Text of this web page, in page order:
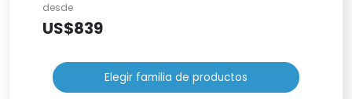
desde
US$839
Elegir familia de productos